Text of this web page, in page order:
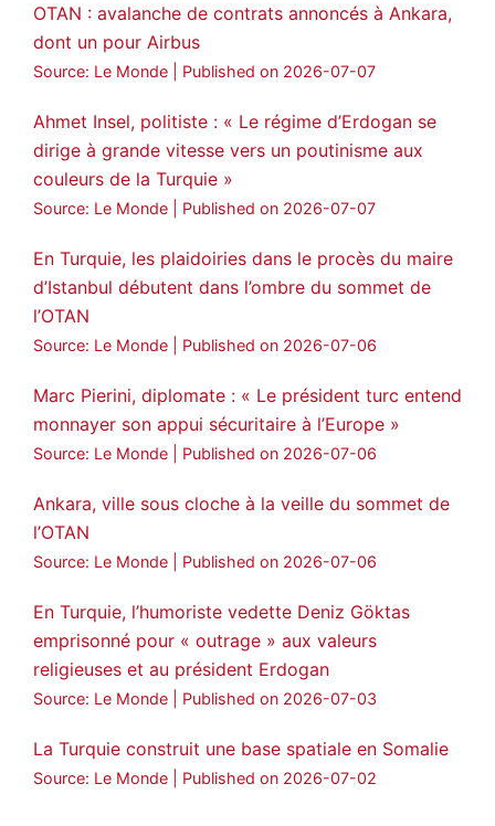
OTAN : avalanche de contrats annoncés à Ankara,
dont un pour Airbus
Source: Le Monde Published on 2026-07-07
Ahmet Insel, politiste : « Le régime d’Erdogan se
dirige à grande vitesse vers un poutinisme aux
couleurs de la Turquie »
Source: Le Monde Published on 2026-07-07
En Turquie, les plaidoiries dans le procès du maire
d’Istanbul débutent dans l’ombre du sommet de
l’OTAN
Source: Le Monde Published on 2026-07-06
Marc Pierini, diplomate : « Le président turc entend
monnayer son appui sécuritaire à l’Europe »
Source: Le Monde Published on 2026-07-06
Ankara, ville sous cloche à la veille du sommet de
l’OTAN
Source: Le Monde Published on 2026-07-06
En Turquie, l’humoriste vedette Deniz Göktas
emprisonné pour « outrage » aux valeurs
religieuses et au président Erdogan
Source: Le Monde Published on 2026-07-03
La Turquie construit une base spatiale en Somalie
Source: Le Monde Published on 2026-07-02